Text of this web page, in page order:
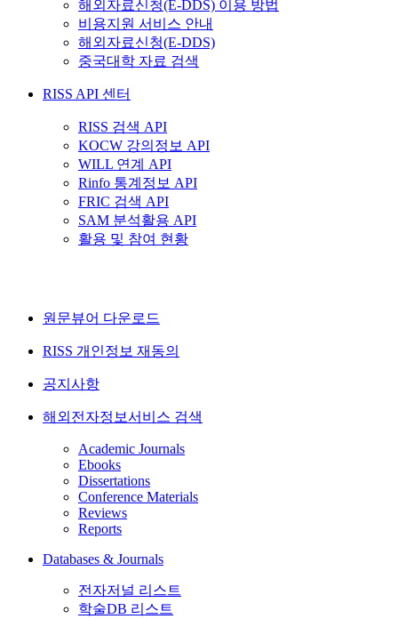
해외자료신청(E-DDS) 이용 방법
비용지원 서비스 안내
해외자료신청(E-DDS)
중국대학 자료 검색
RISS API 센터
RISS 검색 API
KOCW 강의정보 API
WILL 연계 API
Rinfo 통계정보 API
FRIC 검색 API
SAM 분석활용 API
활용 및 참여 현황
원문뷰어 다운로드
RISS 개인정보 재동의
공지사항
해외전자정보서비스 검색
Academic Journals
Ebooks
Dissertations
Conference Materials
Reviews
Reports
Databases & Journals
전자저널 리스트
학술DB 리스트